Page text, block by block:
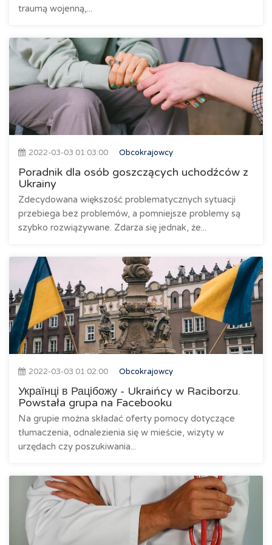
traumą wojenną,...
2022-03-03 01:03:00 Obcokrajowcy
Poradnik dla osób goszczących uchodźców z
Ukrainy
Zdecydowana większość problematycznych sytuacji
przebiega bez problemów, a pomniejsze problemy są
szybko rozwiązywane. Zdarza się jednak, że...
2022-03-03 01:02:00 Obcokrajowcy
Українці в Рацібожу - Ukraińcy w Raciborzu.
Powstała grupa na Facebooku
Na grupie można składać oferty pomocy dotyczące
tłumaczenia, odnalezienia się w mieście, wizyty w
urzędach czy poszukiwania...